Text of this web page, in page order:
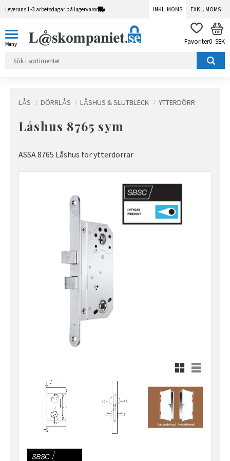
Leverans 1-3 arbetsdagar på lagervaror INKL. MOMS EXKL. MOMS
FAVORITER
0 SEK
LÅS DÖRRLÅS LÅSHUS & SLUTBLECK YTTERDÖRR
Låshus 8765 sym
ASSA 8765 Låshus för ytterdörrar
Rutnätsvy
Listvy